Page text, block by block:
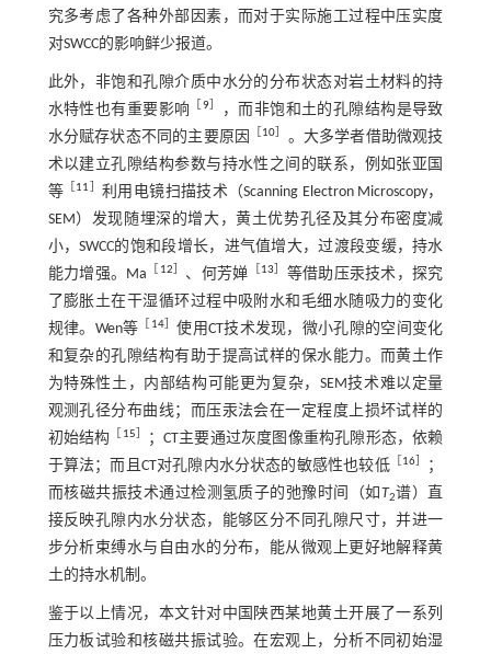
究多考虑了各种外部因素，而对于实际施工过程中压实度
对SWCC的影响鲜少报道。
此外，非饱和孔隙介质中水分的分布状态对岩土材料的持
水特性也有重要影响
9］
，而非饱和土的孔隙结构是导致
水分赋存状态不同的主要原因
10
。大多学者借助微观技
术以建立孔隙结构参数与持水性之间的联系，例如张亚国
等［ 11 ］利用电镜扫描技术（Scanning Electron Microscopy，
SEM）发现随埋深的增大，黄土优势孔径及其分布密度减
小，SWCC的饱和段增长，进气值增大，过渡段变缓，持水
能力增强。Ma
12 、何芳婵 13
等借助压汞技术，探究
了膨胀土在干湿循环过程中吸附水和毛细水随吸力的变化
规律。Wen等
14］使用CT技术发现，微小孔隙的空间变化
和复杂的孔隙结构有助于提高试样的保水能力。而黄土作
为特殊性土，内部结构可能更为复杂，SEM技术难以定量
观测孔径分布曲线；而压汞法会在一定程度上损坏试样的
初始结构
15
；CT主要通过灰度图像重构孔隙形态，依赖
于算法；而且CT对孔隙内水分状态的敏感性也较低［ 16
；
而核磁共振技术通过检测氢质子的弛豫时间（如 T2谱）直
接反映孔隙内水分状态，能够区分不同孔隙尺寸，并进一
步分析束缚水与自由水的分布，能从微观上更好地解释黄
土的持水机制。
鉴于以上情况，本文针对中国陕西某地黄土开展了一系列
压力板试验和核磁共振试验。在宏观上，分析不同初始湿